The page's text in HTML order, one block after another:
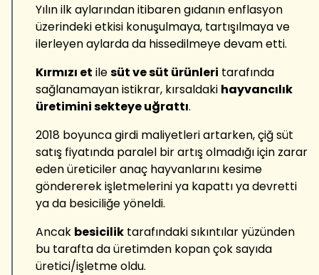
Yılın ilk aylarından itibaren gıdanın enflasyon
üzerindeki etkisi konuşulmaya, tartışılmaya ve
ilerleyen aylarda da hissedilmeye devam etti.
Kırmızı et ilesüt ve süt ürünleri tarafında
sağlanamayan istikrar, kırsaldaki hayvancılık
üretimini sekteye uğrattı.
2018 boyunca girdi maliyetleri artarken, çiğ süt
satış fiyatında paralel bir artış olmadığı için zarar
eden üreticiler anaç hayvanlarını kesime
göndererek işletmelerini ya kapattı ya devretti
ya da besiciliğe yöneldi.
Ancak besicilik tarafındaki sıkıntılar yüzünden
bu tarafta da üretimden kopan çok sayıda
üretici/işletme oldu.